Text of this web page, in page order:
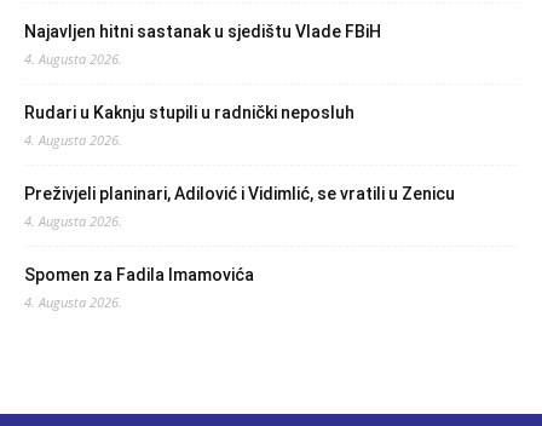
Najavljen hitni sastanak u sjedištu Vlade FBiH
4. Augusta 2026.
Rudari u Kaknju stupili u radnički neposluh
4. Augusta 2026.
Preživjeli planinari, Adilović i Vidimlić, se vratili u Zenicu
4. Augusta 2026.
Spomen za Fadila Imamovića
4. Augusta 2026.